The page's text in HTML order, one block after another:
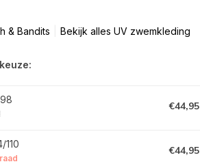
& Bandits Bekijk alles UV zwemkleding
€44,95
110
€44,95